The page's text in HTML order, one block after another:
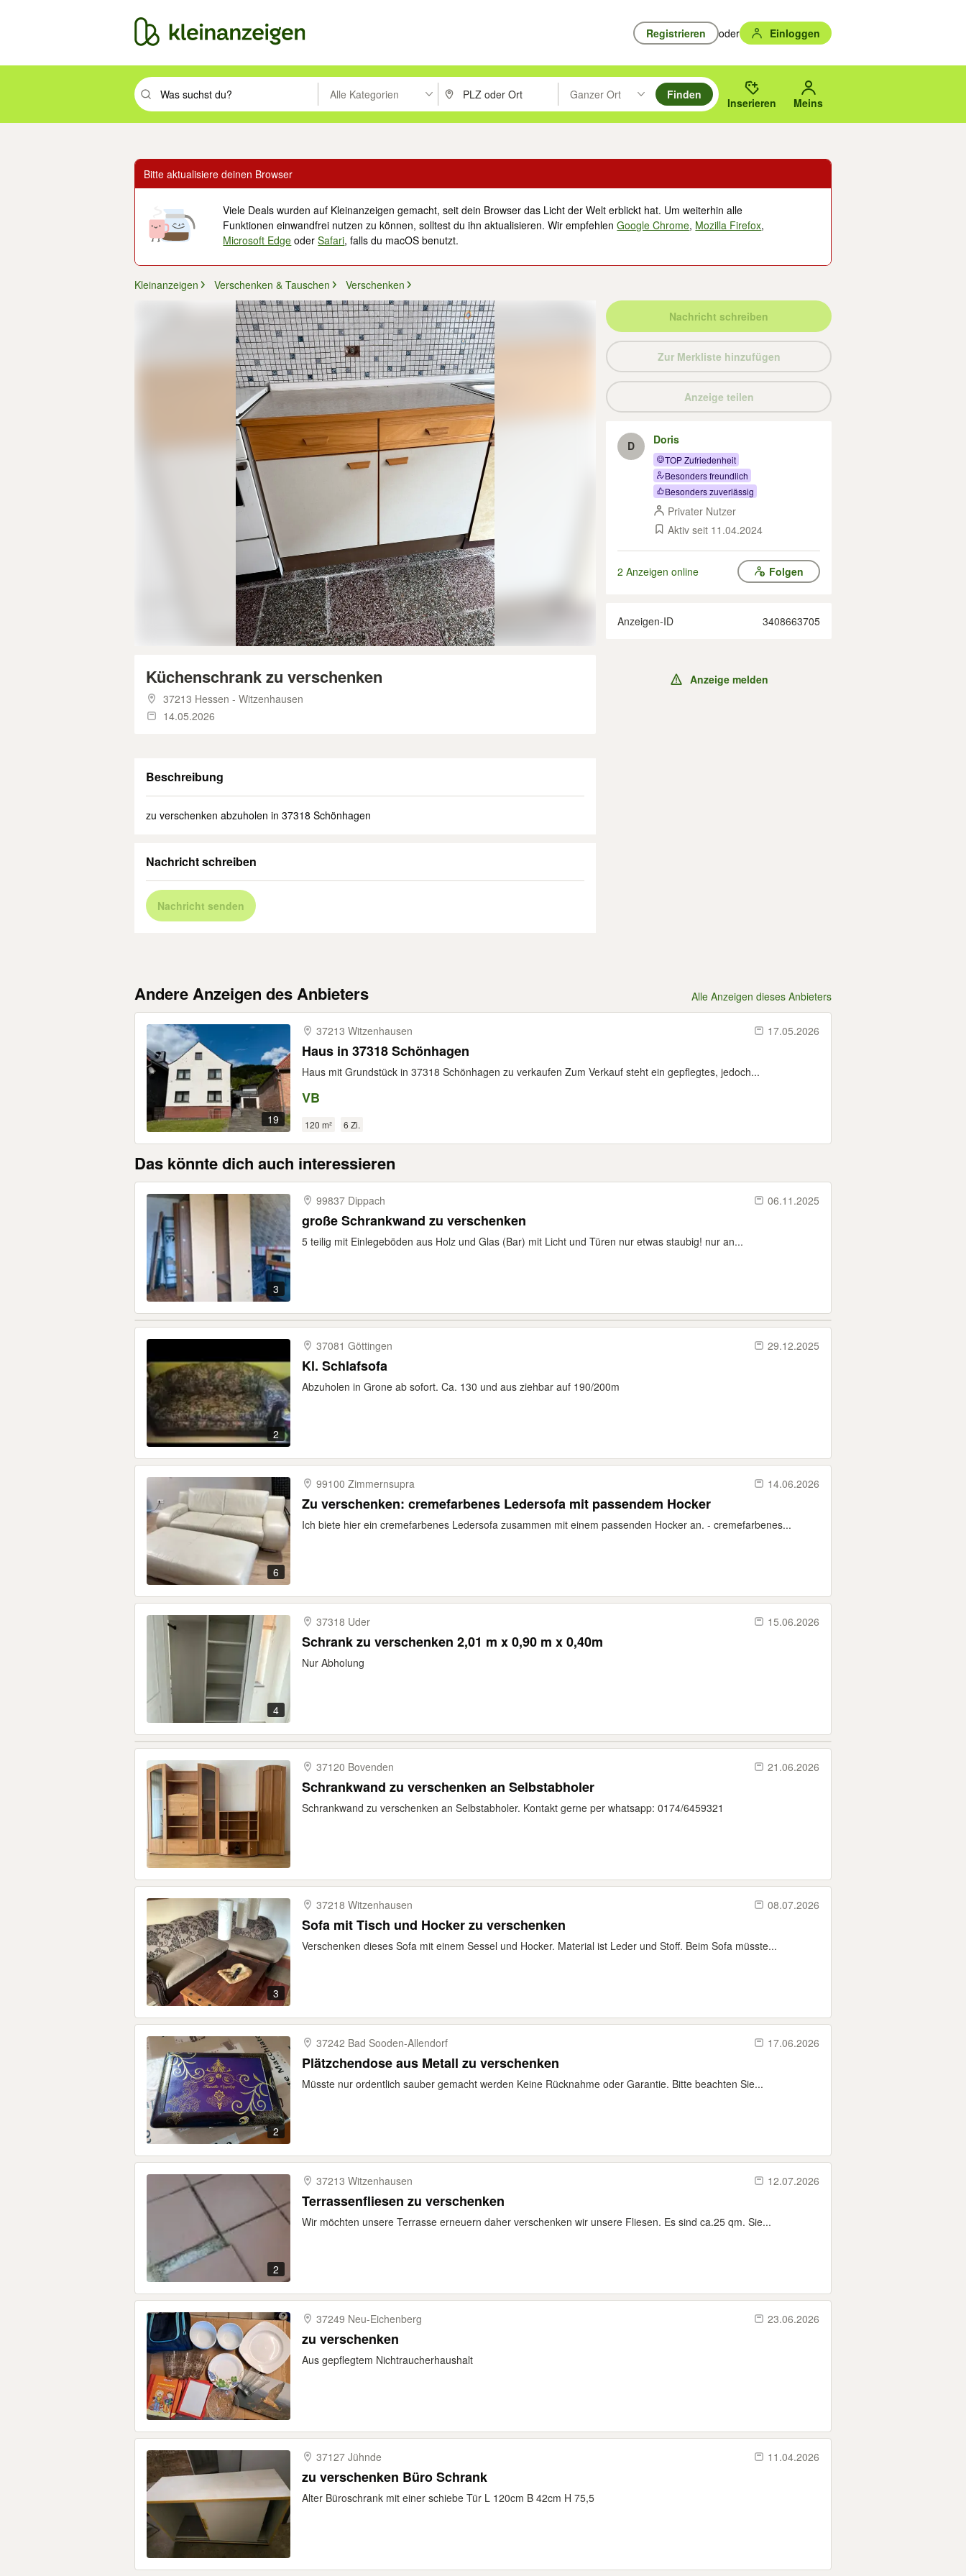
Registrieren oder Einloggen
Suchbegriff eingeben. Eingabetaste drücken um zu suchen, oder Vorschläge mit den Pfeiltasten nach oben/unten durchsuchen und mit Eingabetaste auswählen.
Alle Kategorien PLZ oder Ort eingeben. Eingabetaste drücken um zu suchen, oder Vorschläge mit den Pfeiltasten nach oben/
Ganzer Ort
Suche im Umkreis des gewählten Orts oder PLZ.
Finden
Inserieren Meins
Bitte aktualisiere deinen Browser
Viele Deals wurden auf Kleinanzeigen gemacht, seit dein Browser das Licht der Welt erblickt hat. Um weiterhin alle
Funktionen einwandfrei nutzen zu können, solltest du ihn aktualisieren. Wir empfehlenGoogle Chrome, Mozilla Firefox,
Microsoft Edge oderSafari, falls du macOS benutzt.
Kleinanzeigen Verschenken & Tauschen Verschenken
Küchenschrank zu verschenken
37213 Hessen - Witzenhausen
14.05.2026
Beschreibung
zu verschenken abzuholen in 37318 Schönhagen
Nachricht schreiben
Nachricht senden
Nachricht schreiben
Zur Merkliste hinzufügen
Anzeige teilen
D Doris
TOP Zufriedenheit
Besonders freundlich
Besonders zuverlässig
Privater Nutzer
Aktiv seit 11.04.2024
2 Anzeigen online Folgen
Anzeigen-ID 3408663705
Anzeige melden
Andere Anzeigen des Anbieters Alle Anzeigen dieses Anbieters
19
37213 Witzenhausen 17.05.2026
Haus in 37318 Schönhagen
Haus mit Grundstück in 37318 Schönhagen zu verkaufen Zum Verkauf steht ein gepflegtes, jedoch...
VB
120 m² 6 Zi.
Das könnte dich auch interessieren
3
99837 Dippach 06.11.2025
große Schrankwand zu verschenken
5 teilig mit Einlegeböden aus Holz und Glas (Bar) mit Licht und Türen nur etwas staubig! nur an...
2
37081 Göttingen 29.12.2025
Kl. Schlafsofa
Abzuholen in Grone ab sofort. Ca. 130 und aus ziehbar auf 190/200m
6
99100 Zimmernsupra 14.06.2026
Zu verschenken: cremefarbenes Ledersofa mit passendem Hocker
Ich biete hier ein cremefarbenes Ledersofa zusammen mit einem passenden Hocker an. - cremefarbenes...
4
37318 Uder 15.06.2026
Schrank zu verschenken 2,01 m x 0,90 m x 0,40m
Nur Abholung
37120 Bovenden 21.06.2026
Schrankwand zu verschenken an Selbstabholer
Schrankwand zu verschenken an Selbstabholer. Kontakt gerne per whatsapp: 0174/6459321
3
37218 Witzenhausen 08.07.2026
Sofa mit Tisch und Hocker zu verschenken
Verschenken dieses Sofa mit einem Sessel und Hocker. Material ist Leder und Stoff. Beim Sofa müsste...
2
37242 Bad Sooden-​Allendorf 17.06.2026
Plätzchendose aus Metall zu verschenken
Müsste nur ordentlich sauber gemacht werden Keine Rücknahme oder Garantie. Bitte beachten Sie...
2
37213 Witzenhausen 12.07.2026
Terrassenfliesen zu verschenken
Wir möchten unsere Terrasse erneuern daher verschenken wir unsere Fliesen. Es sind ca.25 qm. Sie...
37249 Neu-​Eichenberg 23.06.2026
zu verschenken
Aus gepflegtem Nichtraucherhaushalt
37127 Jühnde 11.04.2026
zu verschenken Büro Schrank
Alter Büroschrank mit einer schiebe Tür L 120cm B 42cm H 75,5